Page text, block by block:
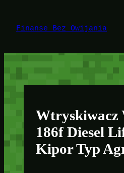
treści
Finanse Bez Owijania
Wtryskiwacz
186f Diesel
Kipor Typ